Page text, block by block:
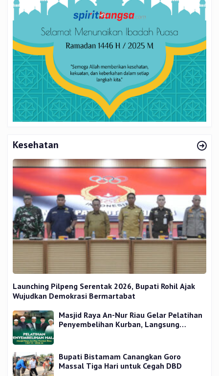
Kesehatan
Launching Pilpeng Serentak 2026, Bupati Rohil Ajak
Wujudkan Demokrasi Bermartabat
Masjid Raya An-Nur Riau Gelar Pelatihan
Penyembelihan Kurban, Langsung
Bupati Bistamam Canangkan Goro
Massal Tiga Hari untuk Cegah DBD